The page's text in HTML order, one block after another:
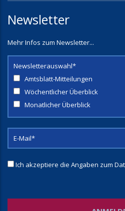
Newsletter
Mehr Infos zum Newsletter...
Newsletterauswahl*
Amtsblatt-Mitteilungen
Wöchentlicher Überblick
Monatlicher Überblick
Ich akzeptiere die Angaben zum